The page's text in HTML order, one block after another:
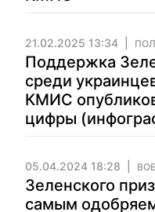
21.02.2025 13:34
Поддержка
среди
КМИС
цифры
05.04.2024 18:28
Зеленского
самым